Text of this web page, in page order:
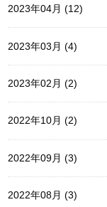
2023年04月 (12)
2023年03月 (4)
2023年02月 (2)
2022年10月 (2)
2022年09月 (3)
2022年08月 (3)